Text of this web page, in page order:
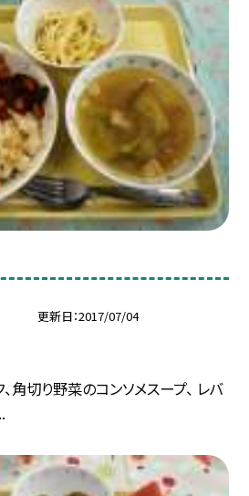
更新日 2017/07/04
角切り野菜のコンソメスープ、 レバ